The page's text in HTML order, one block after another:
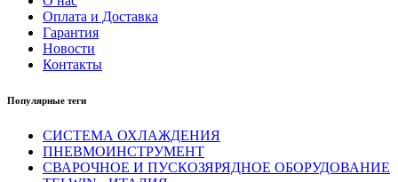
Оплата и Доставка
Гарантия
Новости
Контакты
Популярные теги
СИСТЕМА ОХЛАЖДЕНИЯ
ПНЕВМОИНСТРУМЕНТ
СВАРОЧНОЕ И ПУСКОЗЯРЯДНОЕ ОБОРУДОВАНИЕ